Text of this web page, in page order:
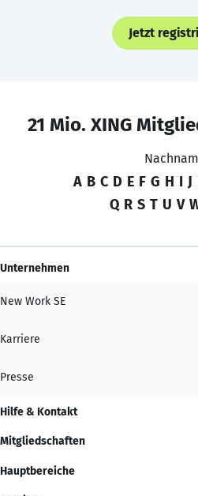
Jetzt
21 Mio. XING
A B C D E F G H I J
Q R S T U V
Unternehmen
New Work SE
Karriere
Presse
Hilfe & Kontakt
Mitgliedschaften
Hauptbereiche